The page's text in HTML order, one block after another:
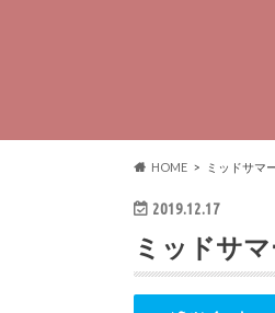
HOME ミッドサマ
2019.12.17
ミッドサ